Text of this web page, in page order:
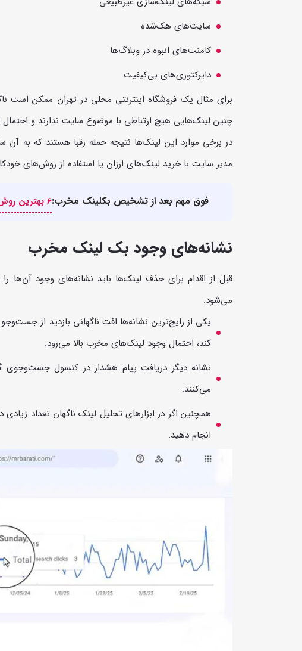
سایت‌های هک‌شده
کامنت‌های انبوه در وبلاگ‌ها
دایرکتوری‌های بی‌کیفیت
برای مثال یک فروشگاه اینترنتی محلی در تهران ممکن است
چنین لینک‌هایی هیچ ارتباطی با موضوع سایت ندارند و احتمال
مدیر سایت با خرید لینک‌های ارزان یا استفاده از روش‌های
فوق مهم بعد از تشخیص بکلینک مخرب:6 بهترین روش حذف لینکهای مخرب با disavow گوگل
نشانه‌های وجود بک لینک مخرب
قبل از اقدام برای حذف لینک‌ها باید نشانه‌های وجود
می‌شود.
یکی از رایج‌ترین نشانه‌ها افت ناگهانی بازدید از
کند، احتمال وجود لینک‌های مخرب بالا می‌رود.
نشانه دیگر دریافت پیام هشدار در کنسول جست‌وجوی
می‌کنند.
همچنین اگر در ابزارهای تحلیل لینک ناگهان تعداد
انجام دهید.